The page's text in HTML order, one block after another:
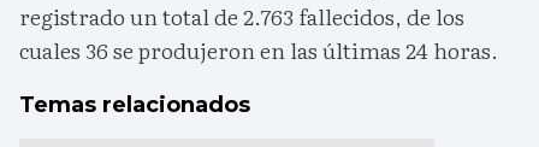
registrado un total de 2.763 fallecidos, de los
cuales 36 se produjeron en las últimas 24 horas.
Temas relacionados